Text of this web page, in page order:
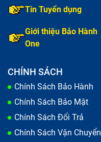
Tin Tuyển dụng
Giới thiệu Bảo Hành
One
CHÍNH SÁCH
Chính Sách Bảo Hành
Chính Sách Bảo Mật
Chính Sách Đổi Trả
Chính Sách Vận Chuyển